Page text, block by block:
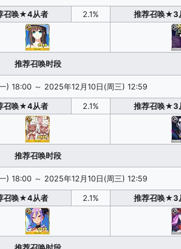
召唤★4从者 2.1% 推荐召唤★3
推荐召唤时段
) 18:00 ～ 2025年12月10日(周三) 12:59
召唤★4从者 2.1% 推荐召唤★3
推荐召唤时段
) 18:00 ～ 2025年12月10日(周三) 12:59
召唤★4从者 2.1% 推荐召唤★3